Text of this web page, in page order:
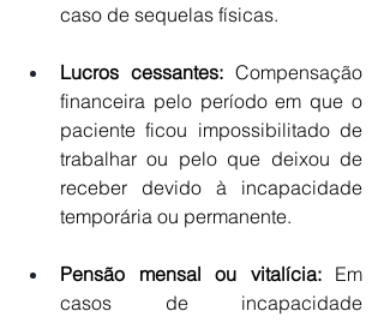
caso de sequelas físicas.
Lucros cessantes: Compensação
financeira pelo período em que o
paciente ficou impossibilitado de
trabalhar ou pelo que deixou de
receber devido à incapacidade
temporária ou permanente.
Pensão mensal ou vitalícia: Em
casos de incapacidade